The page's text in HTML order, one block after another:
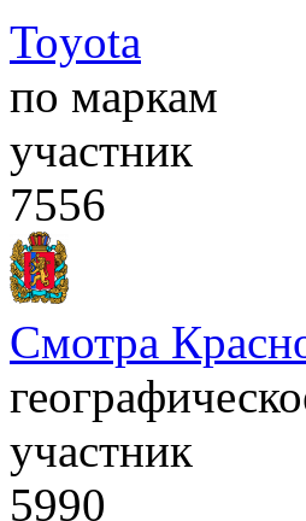
Toyota
по маркам
участник
7556
Смотра
участник
5990